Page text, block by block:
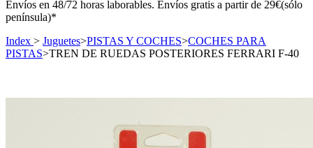
Envíos en 48/72 horas laborables. Envíos gratis a partir de 29€(sólo
península)*
Index > Juguetes>PISTAS Y COCHES>COCHES PARA
PISTAS>TREN DE RUEDAS POSTERIORES FERRARI F-40